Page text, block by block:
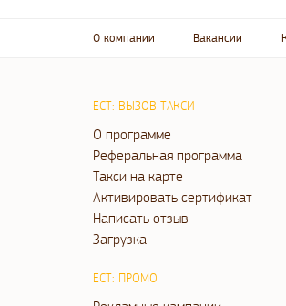
О компании Вакансии
ЕСТ: ВЫЗОВ ТАКСИ
О программе
Реферальная программа
Такси на карте
Активировать сертификат
Написать отзыв
Загрузка
ЕСТ: ПРОМО